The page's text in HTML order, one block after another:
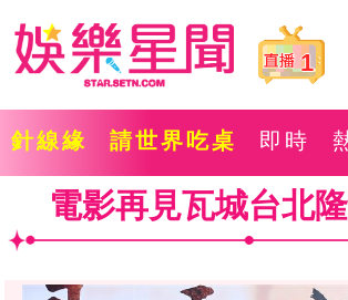
1
針線緣 請世界吃桌 即時
電影再見瓦城台北